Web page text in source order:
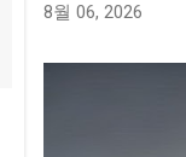
8월 06, 2026